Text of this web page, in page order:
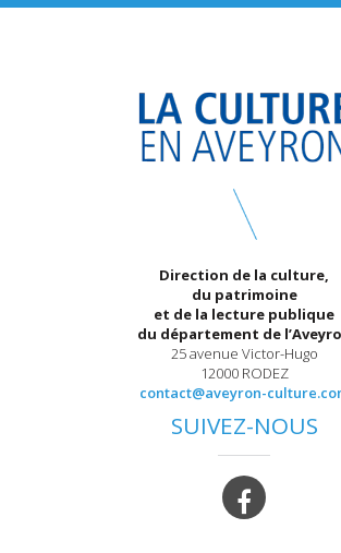
Direction de la culture,
du patrimoine
et de la lecture publique
du département de
25 avenue Victor-Hugo
12000 RODEZ
contact@aveyron-
SUIVEZ-NOUS